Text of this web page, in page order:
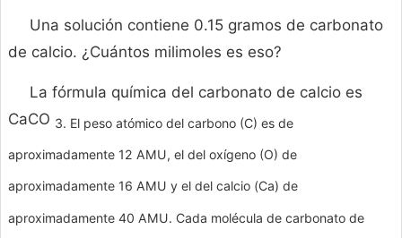
Una solución contiene 0.15 gramos de carbonato
de calcio. ¿Cuántos milimoles es eso?
La fórmula química del carbonato de calcio es
CaCO 3. El peso atómico del carbono (C) es de
aproximadamente 12 AMU, el del oxígeno (O) de
aproximadamente 16 AMU y el del calcio (Ca) de
aproximadamente 40 AMU. Cada molécula de carbonato de